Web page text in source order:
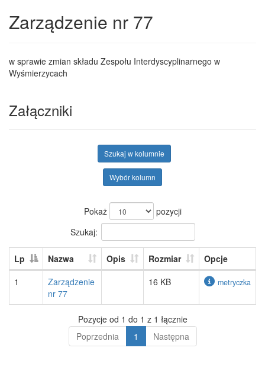
Zarządzenie nr 77
w sprawie zmian składu Zespołu Interdyscyplinarnego w
Wyśmierzycach
Załączniki
Szukaj w kolumnie
Wybór kolumn
Pokaż
pozycji
Szukaj:
Lp Nazwa Opis Rozmiar
Opcje
1
Zarządzenie
nr 77
16 KB metryczka
Pozycje od 1 do 1 z 1 łącznie
Poprzednia
1 Następna